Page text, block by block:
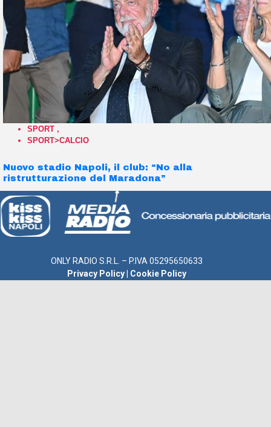
SPORT ,
SPORT>CALCIO
Nuovo stadio Napoli, il club: “No alla
ristrutturazione del Maradona”
ONLY RADIO S.R.L. – P.IVA 05295650633
Privacy Policy
Cookie Policy